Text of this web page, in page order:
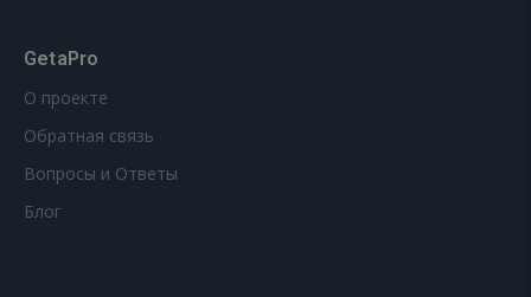
GetaPro
О проекте
Обратная связь
Вопросы и Ответы
Блог